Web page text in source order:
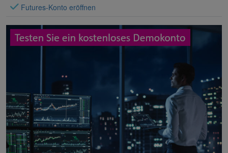
Futures-Konto eröffnen